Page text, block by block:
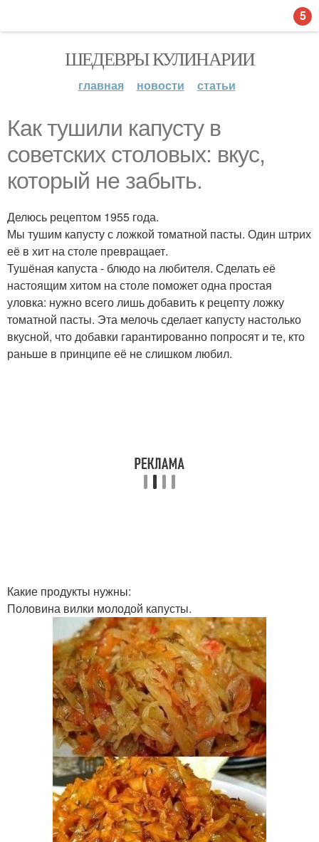
ШЕДЕВРЫ КУЛИНАРИИ
главная новости статьи
Как тушили капусту в
советских столовых: вкус,
который не забыть.
Делюсь рецептом 1955 года.
Мы тушим капусту с ложкой томатной пасты. Один штрих
её в хит на столе превращает.
Тушёная капуста - блюдо на любителя. Сделать её
настоящим хитом на столе поможет одна простая
уловка: нужно всего лишь добавить к рецепту ложку
томатной пасты. Эта мелочь сделает капусту настолько
вкусной, что добавки гарантированно попросят и те, кто
раньше в принципе её не слишком любил.
Какие продукты нужны:
Половина вилки молодой капусты.
5